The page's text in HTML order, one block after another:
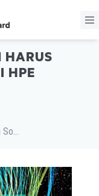
HARUS
HPE
5 Alasan Perusahaan Harus Pertimbangkan Solusi HPE Synergy